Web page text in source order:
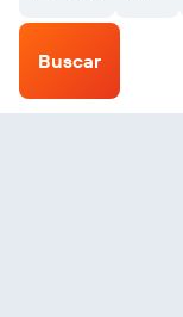
Buscar